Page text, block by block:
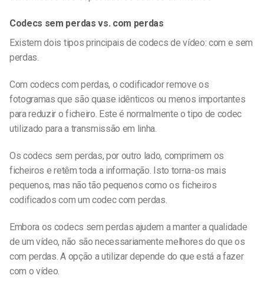
Codecs sem perdas vs. com perdas
Existem dois tipos principais de codecs de vídeo: com e sem
perdas.
Com codecs com perdas, o codificador remove os
fotogramas que são quase idênticos ou menos importantes
para reduzir o ficheiro. Este é normalmente o tipo de codec
utilizado para a transmissão em linha.
Os codecs sem perdas, por outro lado, comprimem os
ficheiros e retêm toda a informação. Isto torna-os mais
pequenos, mas não tão pequenos como os ficheiros
codificados com um codec com perdas.
Embora os codecs sem perdas ajudem a manter a qualidade
de um vídeo, não são necessariamente melhores do que os
com perdas. A opção a utilizar depende do que está a fazer
com o vídeo.